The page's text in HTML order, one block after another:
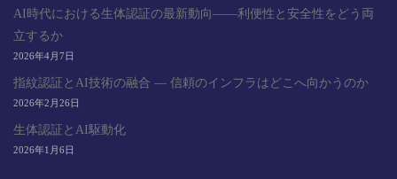
AI時代における生体認証の最新動向――利便性と安全性をどう両
立するか
2026年4月7日
指紋認証とAI技術の融合 ― 信頼のインフラはどこへ向かうのか
2026年2月26日
生体認証とAI駆動化
2026年1月6日